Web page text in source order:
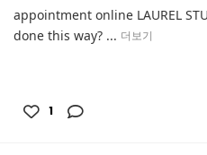
appointment online LAUREL
done this way? ... 더보기
1